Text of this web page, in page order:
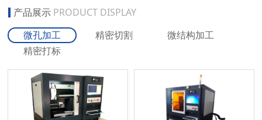
产品展示 PRODUCT DISPLAY
微孔加工
精密切割
微结构加工
精密打标